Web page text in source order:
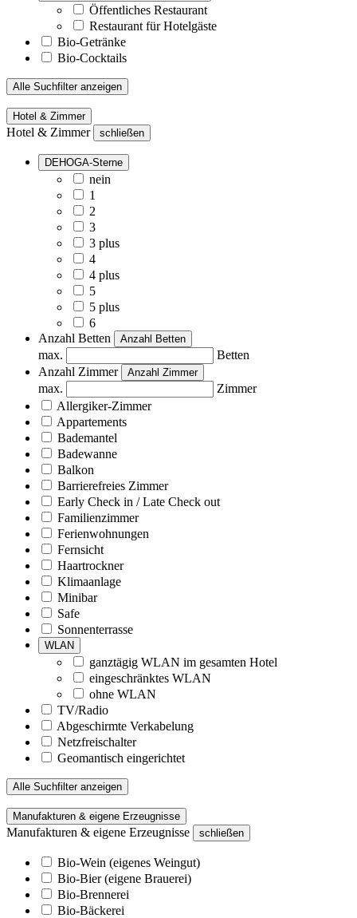
Öffentliches Restaurant
Restaurant für Hotelgäste
Bio-Getränke
Bio-Cocktails
Alle Suchfilter anzeigen
Hotel & Zimmer
Hotel & Zimmer schließen
DEHOGA-Sterne
nein
1
2
3
3 plus
4
4 plus
5
5 plus
6
Anzahl Betten
Anzahl Betten
max.
Betten
Anzahl Zimmer
Anzahl Zimmer
max.
Zimmer
Allergiker-Zimmer
Appartements
Bademantel
Badewanne
Balkon
Barrierefreies Zimmer
Early Check in / Late Check out
Familienzimmer
Ferienwohnungen
Fernsicht
Haartrockner
Klimaanlage
Minibar
Safe
Sonnenterrasse
WLAN
ganztägig WLAN im gesamten Hotel
eingeschränktes WLAN
ohne WLAN
TV/Radio
Abgeschirmte Verkabelung
Netzfreischalter
Geomantisch eingerichtet
Alle Suchfilter anzeigen
Manufakturen & eigene Erzeugnisse
Manufakturen & eigene Erzeugnisse schließen
Bio-Wein (eigenes Weingut)
Bio-Bier (eigene Brauerei)
Bio-Brennerei
Bio-Bäckerei